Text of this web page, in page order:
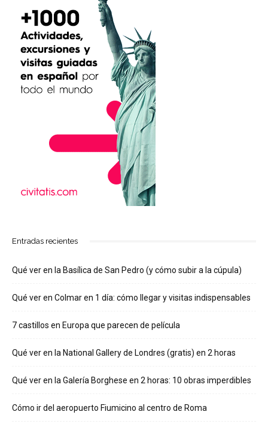
Entradas recientes
Qué ver en la Basílica de San Pedro (y cómo subir a la cúpula)
Qué ver en Colmar en 1 día: cómo llegar y visitas indispensables
7 castillos en Europa que parecen de película
Qué ver en la National Gallery de Londres (gratis) en 2 horas
Qué ver en la Galería Borghese en 2 horas: 10 obras imperdibles
Cómo ir del aeropuerto Fiumicino al centro de Roma